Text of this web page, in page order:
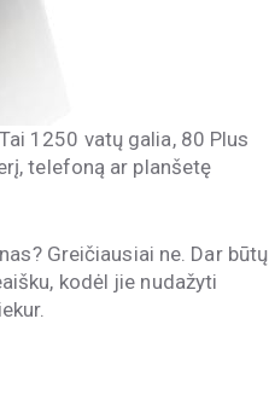
1250 vatų galia, 80 Plus
telefoną ar planšetę
Greičiausiai ne. Dar būtų
kodėl jie nudažyti